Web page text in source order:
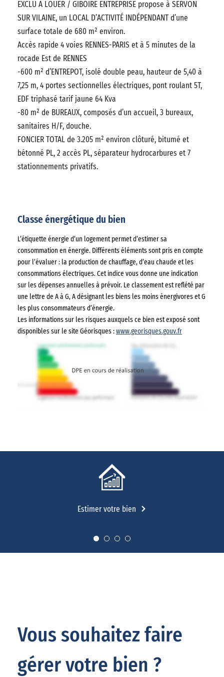
EXCLU A LOUER / GIBOIRE ENTREPRISE propose à SERVON
SUR VILAINE, un LOCAL D’ACTIVITÉ INDÉPENDANT d’une
surface totale de 680 m² environ.
Accès rapide 4 voies RENNES-PARIS et à 5 minutes de la
rocade Est de RENNES
-600 m² d’ENTREPOT, isolé double peau, hauteur de 5,40 à
7,25 m, 4 portes sectionnelles électriques, pont roulant 5T,
EDF triphasé tarif jaune 64 Kva
-80 m² de BUREAUX, composés d’un accueil, 3 bureaux,
sanitaires H/F, douche.
FONCIER TOTAL de 3.205 m² environ clôturé, bitumé et
bétonné PL, 2 accès PL, séparateur hydrocarbures et 7
stationnements privatifs.
Classe énergétique du bien
L’étiquette énergie d’un logement permet d’estimer sa
consommation en énergie. Différents éléments sont pris en compte
pour l’évaluer : la production de chauffage, d’eau chaude et les
consommations électriques. Cet indice vous donne une indication
sur les dépenses annuelles à prévoir. Le classement est reflété par
une lettre de A à G, A désignant les biens les moins énergivores et G
les plus consommateurs d’énergie.
Les informations sur les risques auxquels ce bien est exposé sont
disponibles sur le site Géorisques : www.georisques.gouv.fr
Estimer votre bien
Vous souhaitez faire
gérer votre bien ?